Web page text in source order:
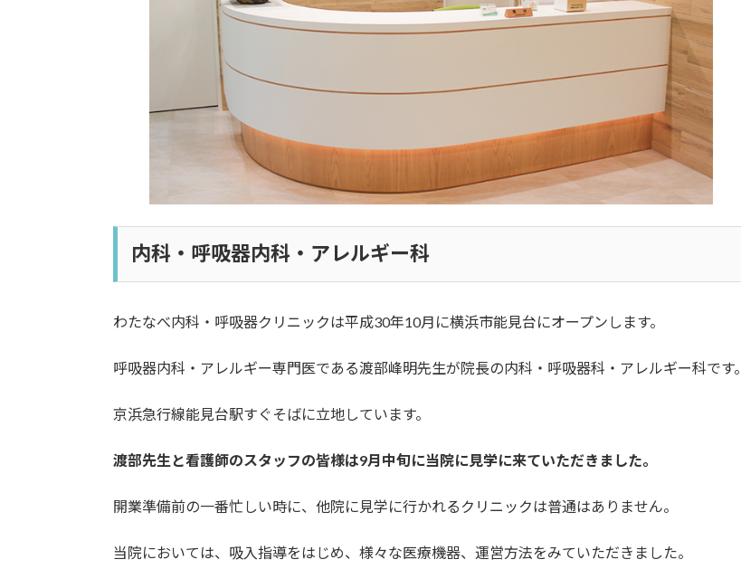
内科・呼吸器内科・アレルギー科
わたなべ内科・呼吸器クリニックは平成30年10月に横浜市能見台にオープンします。
呼吸器内科・アレルギー専門医である渡部峰明先生が院長の内科・呼吸器科・アレルギー科です。
京浜急行線能見台駅すぐそばに立地しています。
渡部先生と看護師のスタッフの皆様は9月中旬に当院に見学に来ていただきました。
開業準備前の一番忙しい時に、他院に見学に行かれるクリニックは普通はありません。
当院においては、吸入指導をはじめ、様々な医療機器、運営方法をみていただきました。